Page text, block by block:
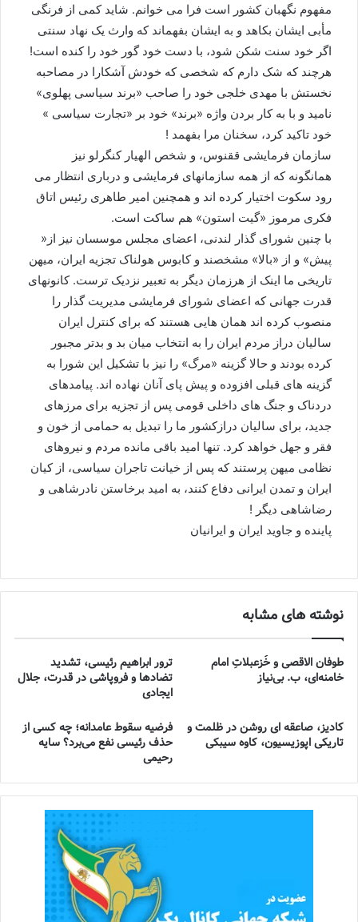
مفهوم نگهبان کشور است فرا می خوانم. شاید کمی از فرنگی
مأبی ایشان بکاهد و به ایشان بفهماند که وارث یک نهاد سنتی
اگر خود سنت شکن شود، با دست خود گور خود را کنده است!
هرچند که شک دارم که شخصی که خودش آشکارا در مصاحبه
نخستش با مهدی خلجی خود را صاحب «برند سیاسی پهلوی»
نامید و با به کار بردن واژه «برند» خود بر «تجارت سیاسی »
خود تاکید کرد، سخنان مرا بفهمد !
سازمان فرمایشی ققنوس، و شخص الهیار کنگرلو نیز
همانگونه که از همه سازمانهای فرمایشی و درباری انتظار می
رود سکوت اختیار کرده اند و همچنین امیر طاهری رئیس اتاق
فکری مرموز «گیت استون» هم ساکت است.
با چنین شورای گذار لندنی، اعضای مجلس موسسان نیز از«
پیش» و از «بالا» مشخصند و کابوس هولناک تجزیه ایران، میهن
تاریخی ما اینک از هرزمان دیگر به تعبیر نزدیک ترست. کانونهای
قدرت جهانی که اعضای شورای فرمایشی مدیریت گذار را
منصوب کرده اند همان هایی هستند که برای کنترل ایران
سالیان دراز مردم ایران را به انتخاب میان بد و بدتر مجبور
کرده بودند و حالا گزینه «مرگ» را نیز با تشکیل این شورا به
گزینه های قبلی افزوده و پیش پای آنان نهاده اند. پیامدهای
دردناک و جنگ های داخلی قومی پس از تجزیه برای مرزهای
جدید، برای سالیان درازکشور ما را تبدیل به حمامی از خون و
فقر و جهل خواهد کرد. تنها امید باقی مانده مردم و نیروهای
نظامی میهن پرستند که پس از خیانت تاجران سیاسی، از کیان
ایران و تمدن ایرانی دفاع کنند، به امید برخاستن نادرشاهی و
رضاشاهی دیگر !
پاینده و جاوید ایران و ایرانیان
نوشته های مشابه
طوفان الاقصی و خُزعبلاتِ امام
خامنه‌ای، ب. بی‌نیاز
ترور ابراهیم رئیسی، تشدید
تضادها و فروپاشی در قدرت، جلال
ایجادی
کادیز، صاعقه ای روشن در ظلمت و
تاریکی اپوزیسیون، کاوه سیبکی
فرضیه سقوط عامدانه؛ چه کسی از
حذف رئیسی نفع می‌برد؟ سایه
رحیمی